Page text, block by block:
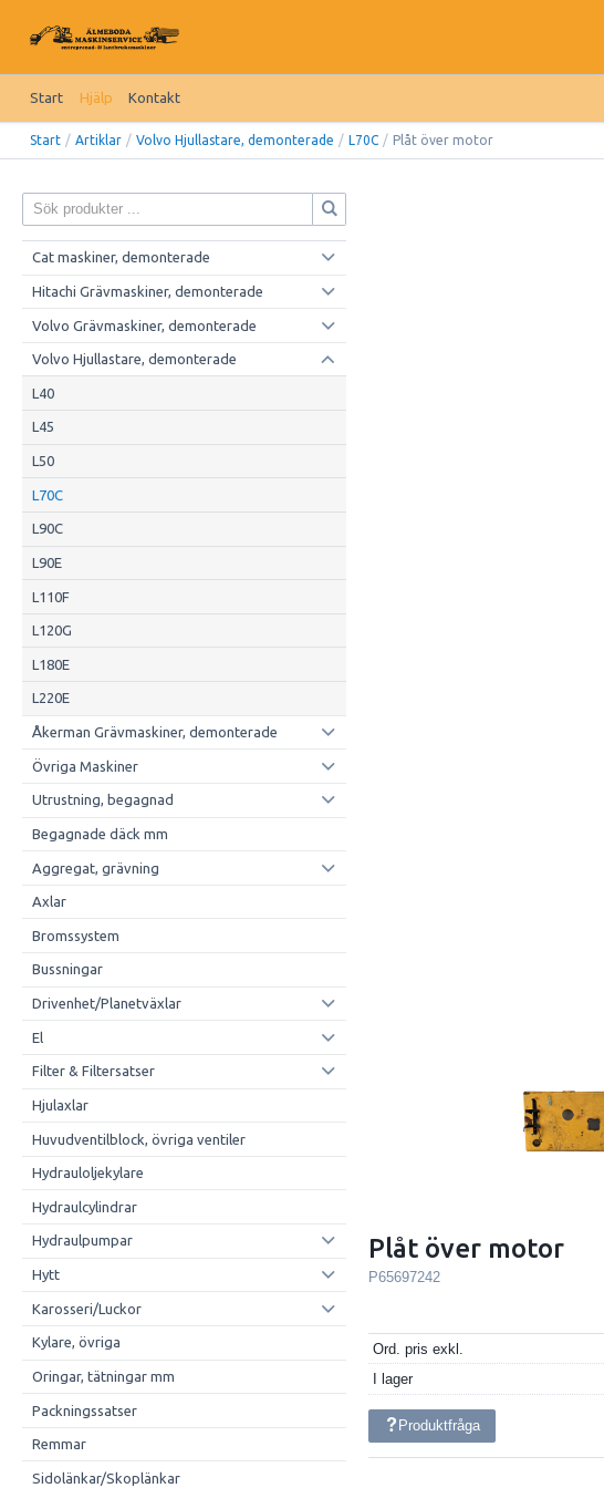
Start Hjälp Kontakt
Start / Artiklar / Volvo Hjullastare, demonterade / L70C / Plåt över motor
Cat maskiner, demonterade
Hitachi Grävmaskiner, demonterade
Volvo Grävmaskiner, demonterade
Volvo Hjullastare, demonterade
L40
L45
L50
L70C
L90C
L90E
L110F
L120G
L180E
L220E
Åkerman Grävmaskiner, demonterade
Övriga Maskiner
Utrustning, begagnad
Begagnade däck mm
Aggregat, grävning
Axlar
Bromssystem
Bussningar
Drivenhet/Planetväxlar
El
Filter & Filtersatser
Hjulaxlar
Huvudventilblock, övriga ventiler
Hydrauloljekylare
Hydraulcylindrar
Hydraulpumpar
Hytt
Karosseri/Luckor
Kylare, övriga
Oringar, tätningar mm
Packningssatser
Remmar
Sidolänkar/Skoplänkar
Plåt över motor
P65697242
Ord. pris exkl.
I lager
Produktfråga